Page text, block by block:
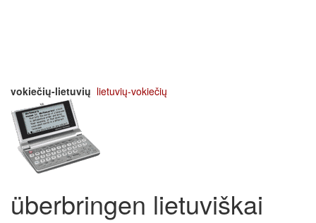
vokiečių-lietuvių lietuvių-vokiečių
überbringen lietuviškai